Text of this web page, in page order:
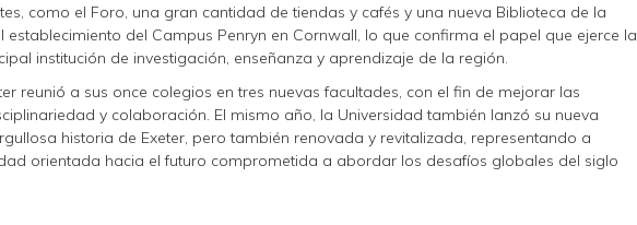
como el Foro, una gran cantidad de tiendas y cafés y una nueva Biblioteca de la
establecimiento del Campus Penryn en Cornwall, lo que confirma el papel que ejerce la
institución de investigación, enseñanza y aprendizaje de la región.
reunió a sus once colegios en tres nuevas facultades, con el fin de mejorar las
y colaboración. El mismo año, la Universidad también lanzó su nueva
historia de Exeter, pero también renovada y revitalizada, representando a
orientada hacia el futuro comprometida a abordar los desafíos globales del siglo